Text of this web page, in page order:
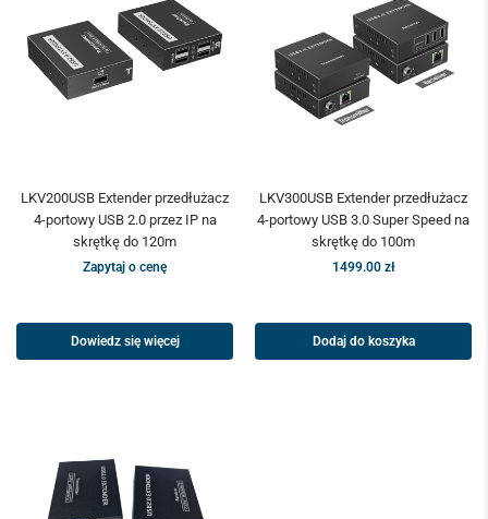
LKV200USB Extender przedłużacz
4-portowy USB 2.0 przez IP na
skrętkę do 120m
Zapytaj o cenę
Dowiedz się więcej
LKV300USB Extender przedłużacz
4-portowy USB 3.0 Super Speed na
skrętkę do 100m
1499.00 zł
Dodaj do koszyka